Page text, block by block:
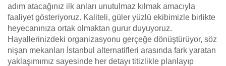
adım atacağınız ilk anları unutulmaz kılmak amacıyla
faaliyet gösteriyoruz. Kaliteli, güler yüzlü ekibimizle birlikte
heyecanınıza ortak olmaktan gurur duyuyoruz.
Hayallerinizdeki organizasyonu gerçeğe dönüştürüyor, söz
nişan mekanları İstanbul alternatifleri arasında fark yaratan
yaklaşımımız sayesinde her detayı titizlikle planlayıp